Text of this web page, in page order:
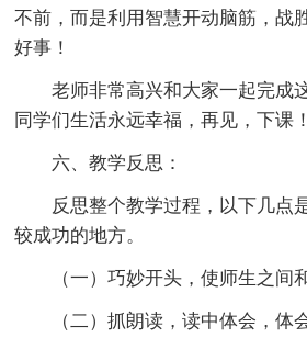
不前，而是利用智慧开动脑筋，战
好事！
老师非常高兴和大家一起完成
同学们生活永远幸福，再见，下课！
六、教学反思：
反思整个教学过程，以下几点
较成功的地方。
（一）巧妙开头，使师生之间
（二）抓朗读，读中体会，体